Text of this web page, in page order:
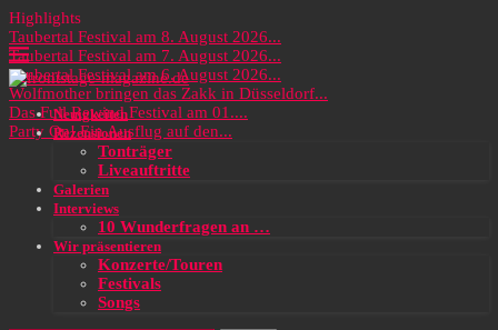
Highlights
Taubertal Festival am 8. August 2026...
Taubertal Festival am 7. August 2026...
Taubertal Festival am 6. August 2026...
Wolfmother bringen das Zakk in Düsseldorf...
Das Full Rewind Festival am 01....
Party On! Ein Ausflug auf den...
Neuigkeiten
Rezensionen
Tonträger
Liveauftritte
Galerien
Interviews
10 Wunderfragen an …
Wir präsentieren
Konzerte/Touren
Festivals
Songs